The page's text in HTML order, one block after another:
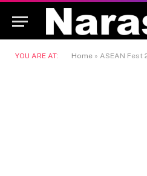
YOU ARE AT: Home » ASEAN Fest